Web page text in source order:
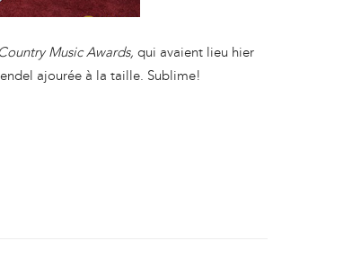
Music Awards, qui avaient lieu hier
ajourée à la taille. Sublime!